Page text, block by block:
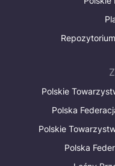
Polskie
Polska
Polskie
Polska